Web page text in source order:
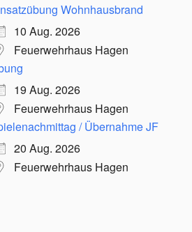
Wohnhausbrand
10 Aug. 2026
Feuerwehrhaus Hagen
19 Aug. 2026
Feuerwehrhaus Hagen
/ Übernahme JF
20 Aug. 2026
Feuerwehrhaus Hagen